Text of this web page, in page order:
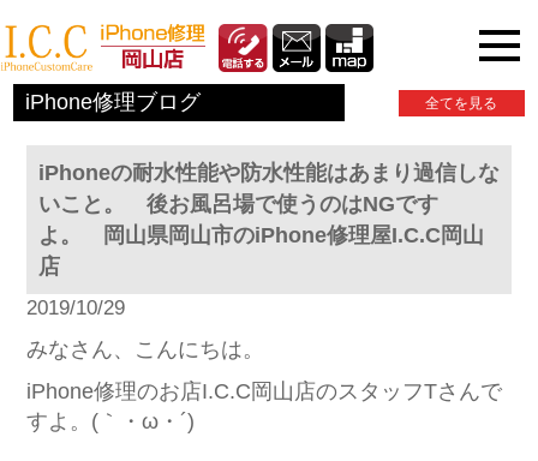
iPhone修理ブログ 全てを見る
iPhoneの耐水性能や防水性能はあまり過信しな
いこと。 後お風呂場で使うのはNGです
よ。 岡山県岡山市のiPhone修理屋I.C.C岡山
店
2019/10/29
みなさん、こんにちは。
iPhone修理のお店I.C.C岡山店のスタッフTさんで
すよ。(｀・ω・´)